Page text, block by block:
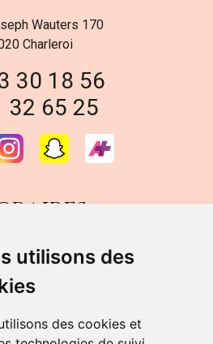
utilisons des
des cookies et
Wauters 170
Charleroi
30 18 56
32 65 25
AU VENDREDI
et de 14h à 18h
SAMEDI
de 9h à 12h30